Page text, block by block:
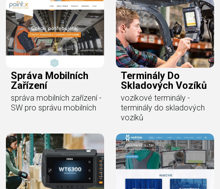
Správa Mobilních
Zařízení
správa mobilních zařízení -
SW pro správu mobilních
Terminály Do
Skladových Vozíků
vozíkové terminály -
terminály do skladových
vozíků